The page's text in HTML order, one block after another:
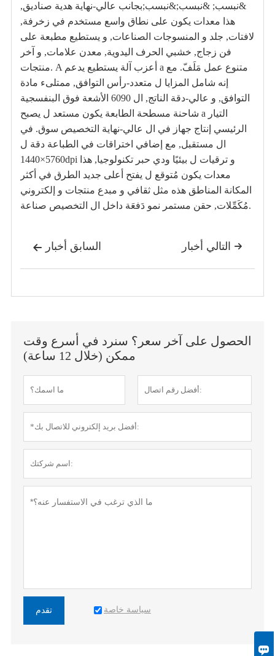

&نبسب; &نبسب;&نبسب;بجانب عالي-نهاية هدية صناديق,
هذا معدات يكون على نطاق واسع مستخدم في زخرفة,
لافتات, جلد و المنسوجات الصناعات, و يستطيع مطبعة على
فن زجاج, خشبي الحرف اليدوية, معدن علامات, و آخر
منتجات. A أعزب آلة يستطيع يدعم a متنوع عمل مَلَفّ. مع
إنه شامل المزايا ل متعدد-رأس التوافق, ممتلىء مادة
التوافق, و عالي-دقة الناتج, ال 6090 الأشعة فوق البنفسجية
شاحنة مسطحة الطابعة يكون مستعد ل يصبح a التيار
الرئيسي إنتاج جهاز في ال عالي-نهاية التخصيص سوق. في
ال مستقبل, مع إضافي اختراقات في الطباعة دقة ل
5760×1440dpi و ترقيات ل بيئيًا ودي حبر تكنولوجيا, هذا
معدات يكون مُتوقع ل يفتح أعلى جديد الطرق في أكثر
المكانة المناطق هذه مثل ثقافي و مبدع منتجات و إلكتروني
مُكَمِّلات, حقن مستمر نمو دَفعَة داخل ال التخصيص صناعة.
 السابق أخبار  التالي أخبار
الحصول على آخر سعر؟ سنرد في أسرع وقت
ممكن (خلال 12 ساعة)
تقدم سياسة خاصة